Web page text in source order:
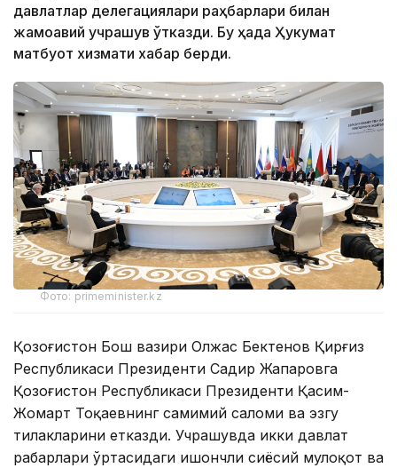
давлатлар делегациялари раҳбарлари билан
жамоавий учрашув ўтказди. Бу ҳақда Ҳукумат
матбуот хизмати хабар берди.
Фото: primeminister.kz
Қозоғистон Бош вазири Олжас Бектенов Қирғиз
Республикаси Президенти Садир Жапаровга
Қозоғистон Республикаси Президенти Қасим-
Жомарт Тоқаевнинг самимий саломи ва эзгу
тилакларини етказди. Учрашувда икки давлат
раҳбарлари ўртасидаги ишончли сиёсий мулоқот ва